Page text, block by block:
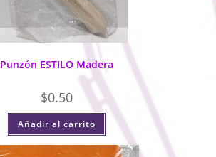
Punzón ESTILO Madera
$0.50
Añadir al carrito